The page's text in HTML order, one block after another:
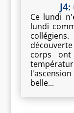
Ce lundi
lundi
corps
belle...